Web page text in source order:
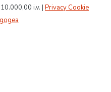
i.v. | Privacy Cookie